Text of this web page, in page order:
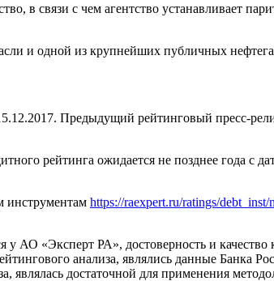
в связи с чем агентство устанавливает
и одной из крупнейших публичных
Предыдущий рейтинговый пресс-
рейтинга ожидается не позднее года с
инструментам https://raexpert.ru/ratings/debt_inst/
АО «Эксперт РА», достоверность и
анализа, являлись данные Банка
достаточной для применения